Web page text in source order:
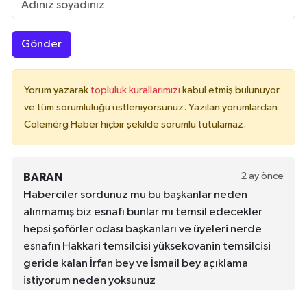
Gönder
Yorum yazarak topluluk kurallarımızı kabul etmiş bulunuyor
ve tüm sorumluluğu üstleniyorsunuz. Yazılan yorumlardan
Colemérg Haber hiçbir şekilde sorumlu tutulamaz.
BARAN 2 ay önce
Haberciler sordunuz mu bu başkanlar neden
alınmamış biz esnafı bunlar mı temsil edecekler
hepsi şoförler odası başkanları ve üyeleri nerde
esnafın Hakkari temsilcisi yüksekovanin temsilcisi
geride kalan İrfan bey ve İsmail bey açıklama
istiyorum neden yoksunuz